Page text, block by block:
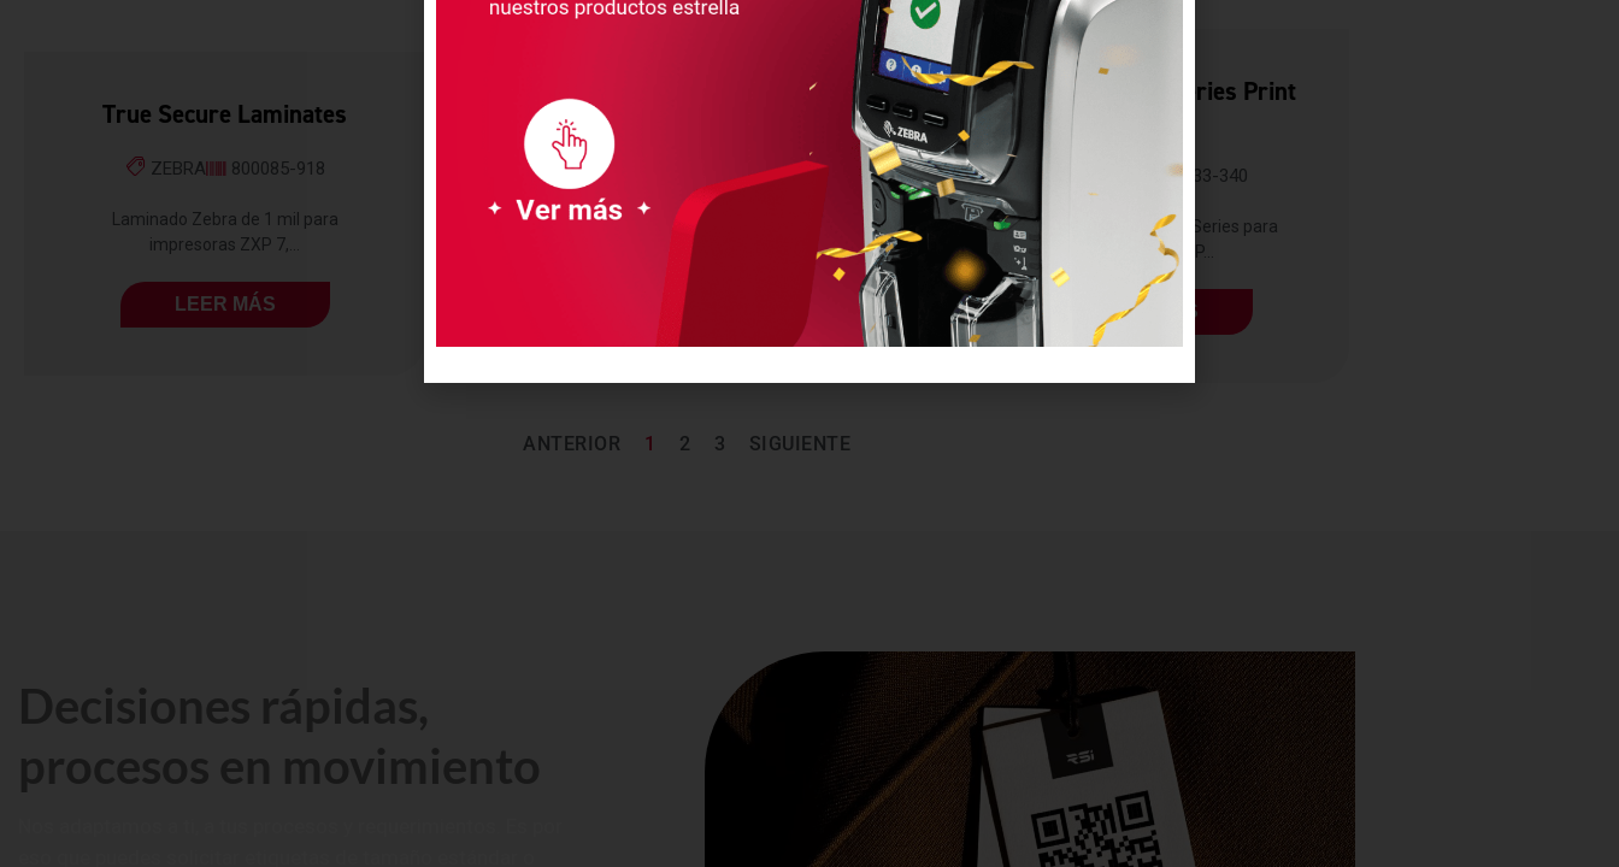
True Secure Laminates
ZEBRA 800085-918
Laminado Zebra de 1 mil para
impresoras ZXP 7,...
LEER MÁS
True Colours® I Series™
800012-601
Cinta y película de retransferencia para
impresoras de retransferencia...
LEER MÁS
True Colours Ix Series Print
800033-340
Cinta de color Zebra ix Series para
impresoras ZXP...
LEER MÁS
ANTERIOR 1 2 3 SIGUIENTE
Decisiones rápidas,
procesos en movimiento